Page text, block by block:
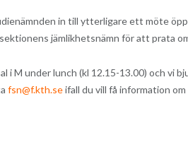
in till ytterligare ett möte
jämlikhetsnämn för att prata
i M under lunch (kl 12.15-13.00) och vi
fsn@f.kth.seifall du vill få information om